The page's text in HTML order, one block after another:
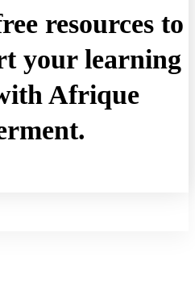
resources to
your learning
Afrique